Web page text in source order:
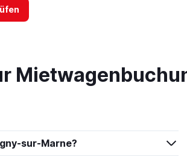
sur-Marne?